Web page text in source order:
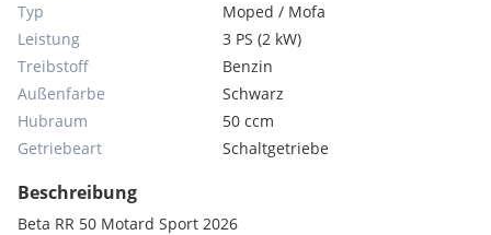
Typ
Moped / Mofa
Leistung
3 PS (2 kW)
Treibstoff
Benzin
Außenfarbe
Schwarz
Hubraum
50 ccm
Getriebeart
Schaltgetriebe
Beschreibung
Beta RR 50 Motard Sport 2026